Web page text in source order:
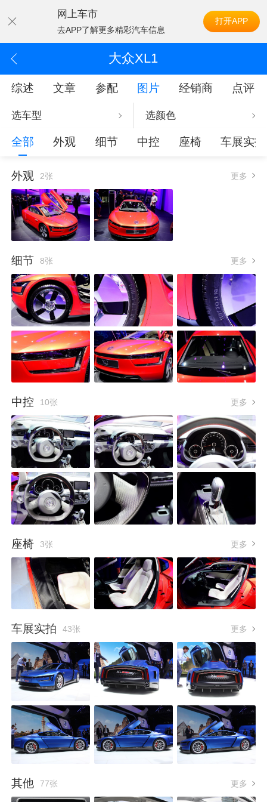
网上车市
去APP了解更多精彩汽车信息
打开APP
大众XL1
综述 文章 参配 图片 经销商 点评
选车型 选颜色
全部 外观 细节 中控 座椅 车展实拍
外观 2张 更多
细节 8张 更多
中控 10张 更多
座椅 3张 更多
车展实拍 43张 更多
其他 77张 更多